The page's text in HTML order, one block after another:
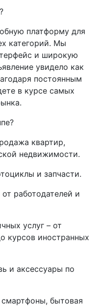
платформу для
категорий. Мы
и широкую
увидело как
постоянным
в курсе самых
квартир,
недвижимости.
и запчасти.
работодателей и
услуг – от
курсов иностранных
и аксессуары по
бытовая